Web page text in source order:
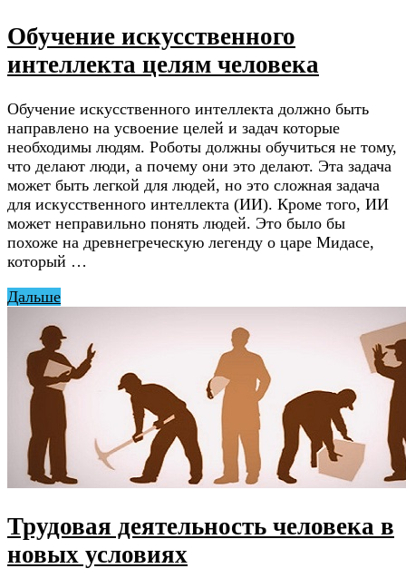
Обучение искусственного
интеллекта целям человека
Обучение искусственного интеллекта должно быть
направлено на усвоение целей и задач которые
необходимы людям. Роботы должны обучиться не тому,
что делают люди, а почему они это делают. Эта задача
может быть легкой для людей, но это сложная задача
для искусственного интеллекта (ИИ). Кроме того, ИИ
может неправильно понять людей. Это было бы
похоже на древнегреческую легенду о царе Мидасе,
который …
Дальше
Трудовая деятельность человека в
новых условиях